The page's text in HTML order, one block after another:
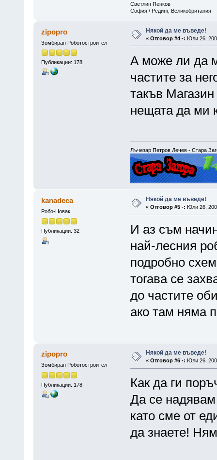
Светлин Пенков
София / Рединг, Великобритания
zipopro
Зомбиран Роботостроител
Публикации: 178
Някой да ме въведе!
« Отговор #4 -: Юли 26,
А може ли да
частите за
такъв
нещата да ми
Лъчезар Петров Лечев - Стара
kanadeca
Робо-Новак
Публикации: 32
Някой да ме въведе!
« Отговор #5 -: Юли 26,
И аз съм
най-лесния
подробно
тогава се
до частите
ако там няма
zipopro
Зомбиран Роботостроител
Публикации: 178
Някой да ме въведе!
« Отговор #6 -: Юли 26,
Как да ги
Да се
като сме от
да знаете!